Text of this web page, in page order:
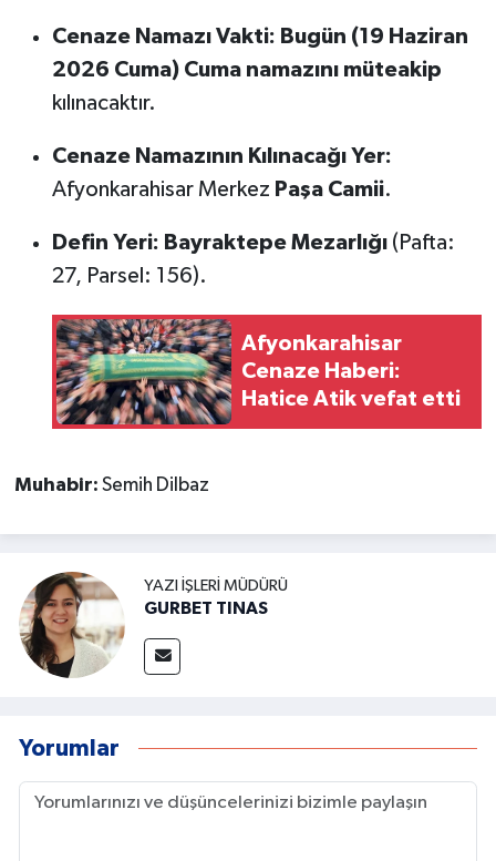
Cenaze Namazı Vakti: Bugün (19 Haziran
2026 Cuma) Cuma namazını müteakip
kılınacaktır.
Cenaze Namazının Kılınacağı Yer:
Afyonkarahisar Merkez Paşa Camii.
Defin Yeri: Bayraktepe Mezarlığı(Pafta:
27, Parsel: 156).
Afyonkarahisar
Cenaze Haberi:
Hatice Atik vefat etti
Muhabir: Semih Dilbaz
YAZI İŞLERI MÜDÜRÜ
GURBET TINAS
Yorumlar